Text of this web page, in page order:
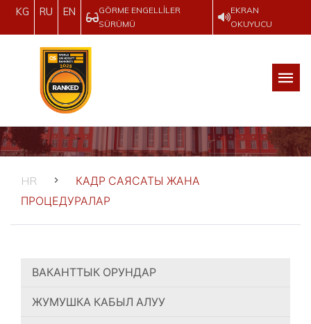
KG RU EN
GÖRME ENGELLILER
SÜRÜMÜ
EKRAN
OKUYUCU
HR
КАДР САЯСАТЫ ЖАНА
ПРОЦЕДУРАЛАР
ВАКАНТТЫК ОРУНДАР
ЖУМУШКА КАБЫЛ АЛУУ